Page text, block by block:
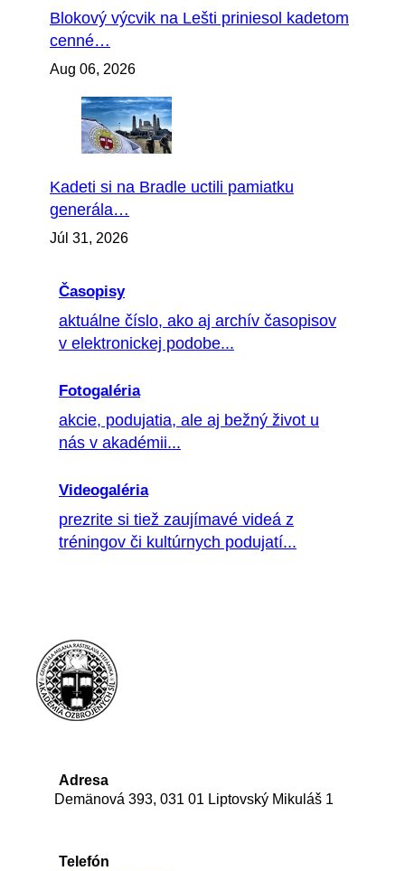
Blokový výcvik na Lešti priniesol kadetom
cenné…
Aug 06, 2026
Kadeti si na Bradle uctili pamiatku
generála…
Júl 31, 2026
Časopisy
aktuálne číslo, ako aj archív časopisov
v elektronickej podobe...
Fotogaléria
akcie, podujatia, ale aj bežný život u
nás v akadémii...
Videogaléria
prezrite si tiež zaujímavé videá z
tréningov či kultúrnych podujatí...
Adresa
Demänová 393, 031 01 Liptovský Mikuláš 1
Telefón